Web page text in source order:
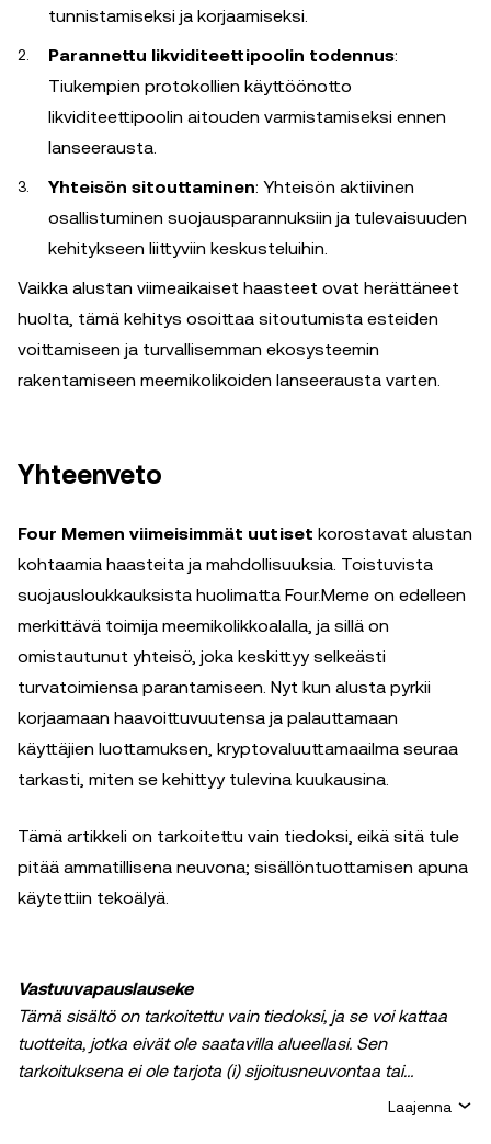
tunnistamiseksi ja korjaamiseksi.
Parannettu likviditeettipoolin todennus:
Tiukempien protokollien käyttöönotto
likviditeettipoolin aitouden varmistamiseksi ennen
lanseerausta.
Yhteisön sitouttaminen: Yhteisön aktiivinen
osallistuminen suojausparannuksiin ja tulevaisuuden
kehitykseen liittyviin keskusteluihin.
Vaikka alustan viimeaikaiset haasteet ovat herättäneet
huolta, tämä kehitys osoittaa sitoutumista esteiden
voittamiseen ja turvallisemman ekosysteemin
rakentamiseen meemikolikoiden lanseerausta varten.
Yhteenveto
Four Memen viimeisimmät uutiset korostavat alustan
kohtaamia haasteita ja mahdollisuuksia. Toistuvista
suojausloukkauksista huolimatta Four.Meme on edelleen
merkittävä toimija meemikolikkoalalla, ja sillä on
omistautunut yhteisö, joka keskittyy selkeästi
turvatoimiensa parantamiseen. Nyt kun alusta pyrkii
korjaamaan haavoittuvuutensa ja palauttamaan
käyttäjien luottamuksen, kryptovaluuttamaailma seuraa
tarkasti, miten se kehittyy tulevina kuukausina.
Tämä artikkeli on tarkoitettu vain tiedoksi, eikä sitä tule
pitää ammatillisena neuvona; sisällöntuottamisen apuna
käytettiin tekoälyä.
Vastuuvapauslauseke
Tämä sisältö on tarkoitettu vain tiedoksi, ja se voi kattaa
tuotteita, jotka eivät ole saatavilla alueellasi. Sen
tarkoituksena ei ole tarjota (i) sijoitusneuvontaa tai
sijoitussuositusta, (ii) tarjousta tai kehotusta ostaa, myydä
Laajenna